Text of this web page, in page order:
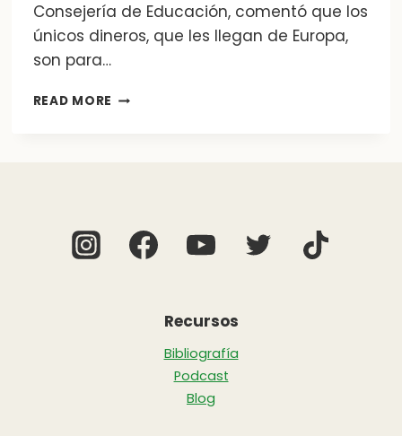
Consejería de Educación, comentó que los
únicos dineros, que les llegan de Europa,
son para…
READ MORE INTELIGENCIA
Recursos
Bibliografía
Podcast
Blog